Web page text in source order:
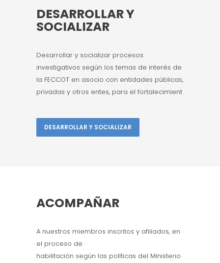
DESARROLLAR Y
SOCIALIZAR
Desarrollar y socializar procesos
investigativos según los temas de interés de
la FECCOT en asocio con entidades públicas,
privadas y otros entes, para el fortalecimient
DESARROLLAR Y SOCIALIZAR
ACOMPAÑAR
A nuestros miembros inscritos y afiliados, en
el proceso de
habilitación según las políticas del Ministerio